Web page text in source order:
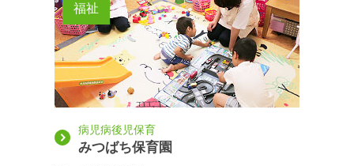
福祉
病児病後児保育
みつばち保育園